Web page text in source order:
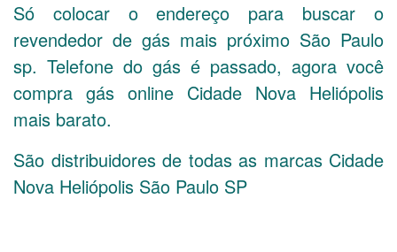
Só colocar o endereço para buscar o
revendedor de gás mais próximo São Paulo
sp. Telefone do gás é passado, agora você
compra gás online Cidade Nova Heliópolis
mais barato.
São distribuidores de todas as marcas Cidade
Nova Heliópolis São Paulo SP